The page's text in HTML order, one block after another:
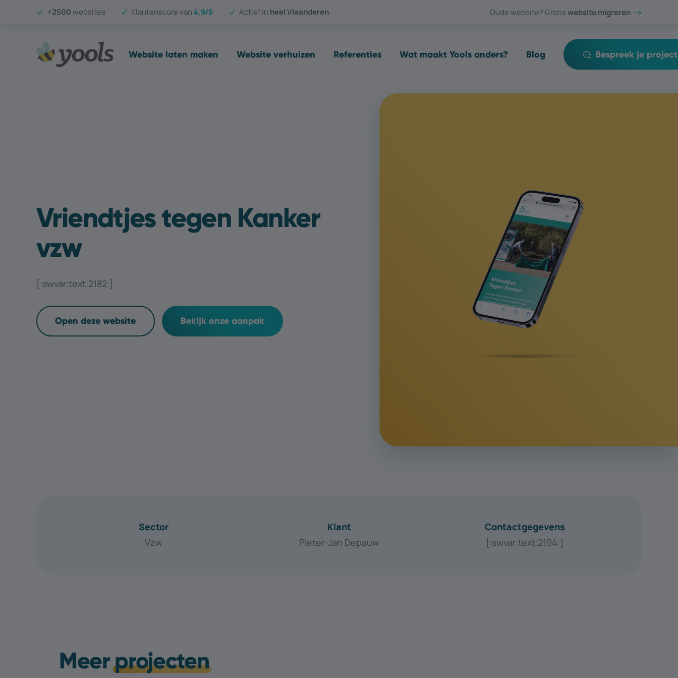
+2500 websites Klantenscore van4,9/5 Actief in heel Vlaanderen Oude website? Gratiswebsite migreren
Website laten maken Website verhuizen Referenties Wat maakt Yools anders? Blog Bespreek je project
Vriendtjes tegen Kanker
vzw
[:swvar:text:2182:]
Open deze website Bekijk onze aanpak
Sector
Vzw
Klant
Pieter-Jan Depauw
Contactgegevens
[:swvar:text:2194:]
Meerprojecten